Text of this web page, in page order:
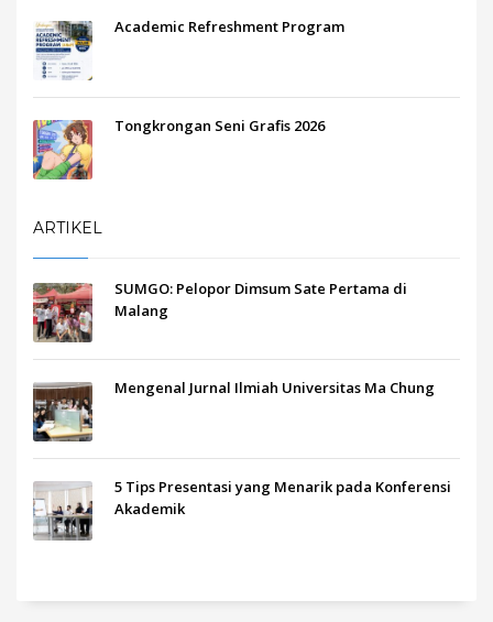
Academic Refreshment Program
Tongkrongan Seni Grafis 2026
ARTIKEL
SUMGO: Pelopor Dimsum Sate Pertama di
Malang
Mengenal Jurnal Ilmiah Universitas Ma Chung
5 Tips Presentasi yang Menarik pada Konferensi
Akademik